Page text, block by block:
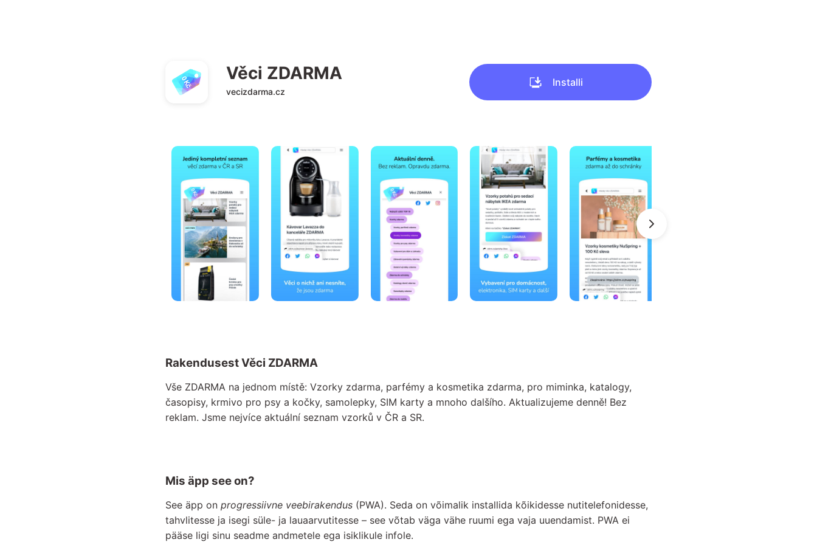
Věci ZDARMA
vecizdarma.cz
Installi
Rakendusest Věci ZDARMA
Vše ZDARMA na jednom místě: Vzorky zdarma, parfémy a kosmetika zdarma, pro miminka, katalogy,
časopisy, krmivo pro psy a kočky, samolepky, SIM karty a mnoho dalšího. Aktualizujeme denně! Bez
reklam. Jsme nejvíce aktuální seznam vzorků v ČR a SR.
Mis äpp see on?
See äpp on progressiivne veebirakendus (PWA). Seda on võimalik installida kõikidesse nutitelefonidesse,
tahvlitesse ja isegi süle- ja lauaarvutitesse – see võtab väga vähe ruumi ega vaja uuendamist. PWA ei
pääse ligi sinu seadme andmetele ega isiklikule infole.